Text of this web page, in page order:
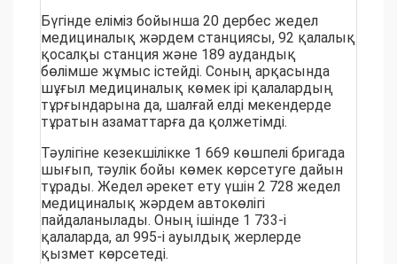
Бүгінде еліміз бойынша 20 дербес жедел
медициналық жәрдем станциясы, 92 қалалық
қосалқы станция және 189 аудандық
бөлімше жұмыс істейді. Соның арқасында
шұғыл медициналық көмек ірі қалалардың
тұрғындарына да, шалғай елді мекендерде
тұратын азаматтарға да қолжетімді.
Тәулігіне кезекшілікке 1 669 көшпелі бригада
шығып, тәулік бойы көмек көрсетуге дайын
тұрады. Жедел әрекет ету үшін 2 728 жедел
медициналық жәрдем автокөлігі
пайдаланылады. Оның ішінде 1 733-і
қалаларда, ал 995-і ауылдық жерлерде
қызмет көрсетеді.